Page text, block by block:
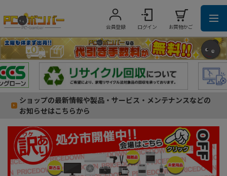
会員登録 ログイン お買物かご
ショップの最新情報や製品・サービス・メンテナンスなどの
お知らせはこちらから